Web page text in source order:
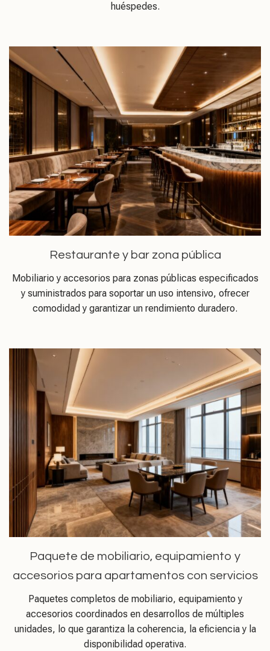
huéspedes.
Restaurante y bar zona pública
Mobiliario y accesorios para zonas públicas especificados
y suministrados para soportar un uso intensivo, ofrecer
comodidad y garantizar un rendimiento duradero.
Paquete de mobiliario, equipamiento y
accesorios para apartamentos con servicios
Paquetes completos de mobiliario, equipamiento y
accesorios coordinados en desarrollos de múltiples
unidades, lo que garantiza la coherencia, la eficiencia y la
disponibilidad operativa.